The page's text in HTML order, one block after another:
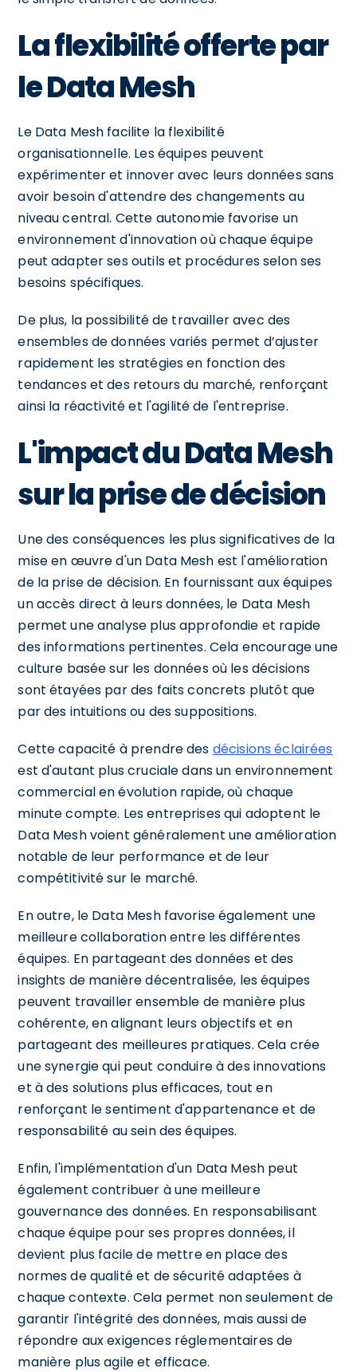
La flexibilité offerte par
le Data Mesh
Le Data Mesh facilite la flexibilité
organisationnelle. Les équipes peuvent
expérimenter et innover avec leurs données sans
avoir besoin d'attendre des changements au
niveau central. Cette autonomie favorise un
environnement d'innovation où chaque équipe
peut adapter ses outils et procédures selon ses
besoins spécifiques.
De plus, la possibilité de travailler avec des
ensembles de données variés permet d’ajuster
rapidement les stratégies en fonction des
tendances et des retours du marché, renforçant
ainsi la réactivité et l'agilité de l'entreprise.
L'impact du Data Mesh
sur la prise de décision
Une des conséquences les plus significatives de la
mise en œuvre d'un Data Mesh est l'amélioration
de la prise de décision. En fournissant aux équipes
un accès direct à leurs données, le Data Mesh
permet une analyse plus approfondie et rapide
des informations pertinentes. Cela encourage une
culture basée sur les données où les décisions
sont étayées par des faits concrets plutôt que
par des intuitions ou des suppositions.
Cette capacité à prendre des décisions éclairées
est d'autant plus cruciale dans un environnement
commercial en évolution rapide, où chaque
minute compte. Les entreprises qui adoptent le
Data Mesh voient généralement une amélioration
notable de leur performance et de leur
compétitivité sur le marché.
En outre, le Data Mesh favorise également une
meilleure collaboration entre les différentes
équipes. En partageant des données et des
insights de manière décentralisée, les équipes
peuvent travailler ensemble de manière plus
cohérente, en alignant leurs objectifs et en
partageant des meilleures pratiques. Cela crée
une synergie qui peut conduire à des innovations
et à des solutions plus efficaces, tout en
renforçant le sentiment d'appartenance et de
responsabilité au sein des équipes.
Enfin, l'implémentation d'un Data Mesh peut
également contribuer à une meilleure
gouvernance des données. En responsabilisant
chaque équipe pour ses propres données, il
devient plus facile de mettre en place des
normes de qualité et de sécurité adaptées à
chaque contexte. Cela permet non seulement de
garantir l'intégrité des données, mais aussi de
répondre aux exigences réglementaires de
manière plus agile et efficace.